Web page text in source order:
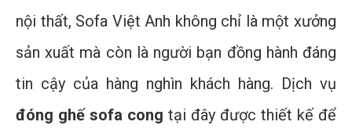
nội thất, Sofa Việt Anh không chỉ là một xưởng
sản xuất mà còn là người bạn đồng hành đáng
tin cậy của hàng nghìn khách hàng. Dịch vụ
đóng ghế sofa cong tại đây được thiết kế để